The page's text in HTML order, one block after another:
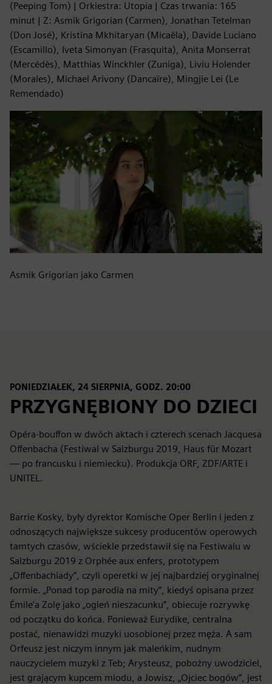
(Peeping Tom) | Orkiestra: Utopia | Czas trwania: 165
minut | Z: Asmik Grigorian (Carmen), Jonathan Tetelman
(Don José), Kristina Mkhitaryan (Micaëla), Davide Luciano
(Escamillo), Iveta Simonyan (Frasquita), Anita Monserrat
(Mercédès), Matthias Winckhler (Zuniga), Liviu Holender
(Morales), Michael Arivony (Dancaïre), Mingjie Lei (Le
Remendado)
Asmik Grigorian jako Carmen
PONIEDZIAŁEK, 24 SIERPNIA, GODZ. 20:00
PRZYGNĘBIONY DO DZIECI
Opéra-bouffon w dwóch aktach i czterech scenach Jacquesa
Offenbacha (Festiwal w Salzburgu 2019, Haus für Mozart
— po francusku i niemiecku). Produkcja ORF, ZDF/ARTE i
UNITEL.
Barrie Kosky, były dyrektor Komische Oper Berlin i jeden z
odnoszących największe sukcesy producentów operowych
tamtych czasów, wściekle przedstawił się na Festiwalu w
Salzburgu 2019 z Orphée aux enfers, prototypem
„Offenbachiady”, czyli operetki w jej najbardziej oryginalnej
formie. „Ponad top parodia na mity”, kiedyś opisana przez
Émile'a Zolę jako „ogień nieszacunku”, obiecuje rozrywkę
od początku do końca. Ponieważ Eurydike, centralna
postać, nienawidzi muzyki uosobionej przez męża. A sam
Orfeusz jest niczym innym jak maleńkim, nudnym
nauczycielem muzyki z Teb; Arysteusz, pobożny uwodziciel,
jest grającym kupcem miodu, a Jowisz, „Ojciec bogów”, jest